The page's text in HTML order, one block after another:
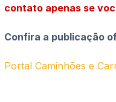
contato apenas se
Confira a publicação
Portal Caminhões e